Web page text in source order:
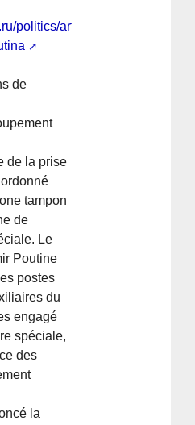
politics/articles/2026/07/04/
de
de la prise
tampon
de
Le
Poutine
postes
du
engagé
spéciale,
des
la